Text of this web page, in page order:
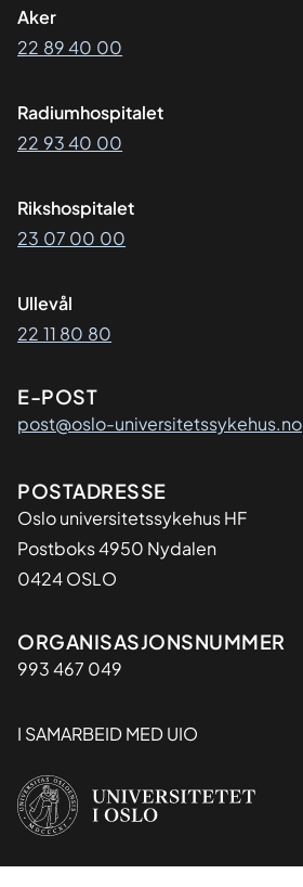
Aker
22 89 40 00
Radiumhospitalet
22 93 40 00
Rikshospitalet
23 07 00 00
Ullevål
22 11 80 80
E-POST
post@oslo-universitetssykehus.no
Adresse
POSTADRESSE
Oslo universitetssykehus HF
Postboks 4950 Nydalen
0424 OSLO
Organisasjon
ORGANISASJONSNUMMER
993 467 049
I SAMARBEID MED UIO